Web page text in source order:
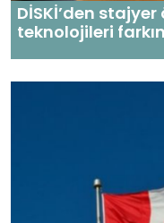
DİSKİ’den
teknolojileri